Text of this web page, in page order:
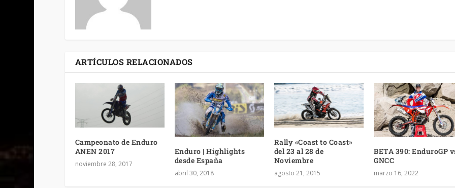
ARTÍCULOS RELACIONADOS
Campeonato de Enduro
ANEN 2017
noviembre 28, 2017
Enduro | Highlights
desde España
abril 30, 2018
Rally «Coast to Coast»
del 23 al 28 de
Noviembre
agosto 21, 2015
BETA 390: EnduroGP
GNCC
marzo 16, 2022